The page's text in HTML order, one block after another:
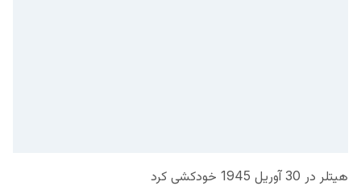
هیتلر در 30 آوریل 1945 خودکشی کرد